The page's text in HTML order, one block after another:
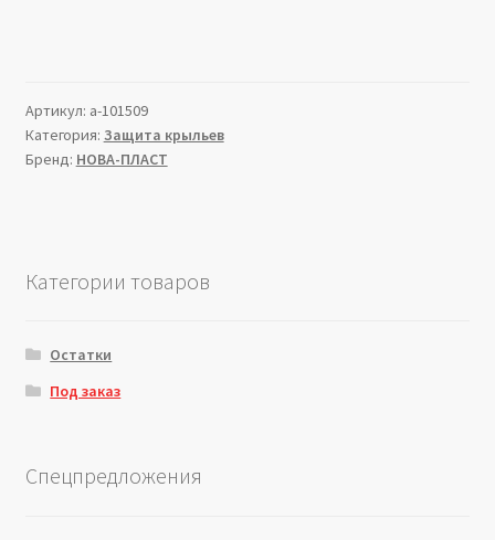
Артикул: a-101509
Категория: Защита крыльев
Бренд: НОВА-ПЛАСТ
Категории товаров
Остатки
Под заказ
Спецпредложения